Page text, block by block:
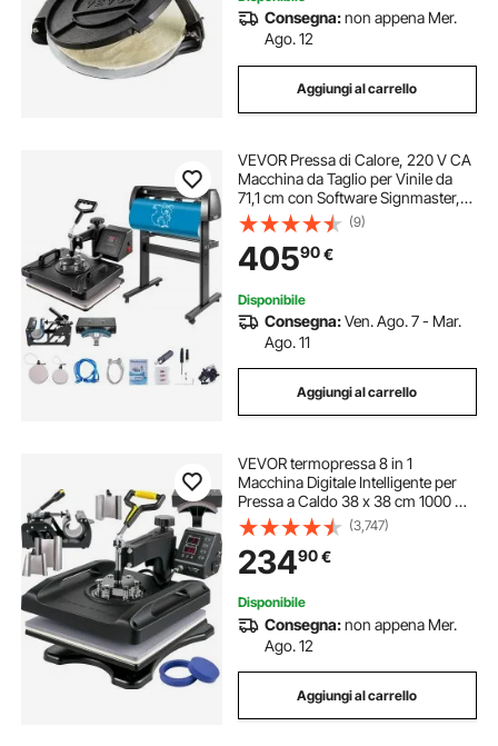
Consegna:non appena Mer.
Ago. 12
Aggiungi al carrello
VEVOR Pressa di Calore, 220 V CA
Macchina da Taglio per Vinile da
71,1 cm con Software Signmaster,
29 x 38 cm Pressa a Caldo 5 in 1
con Controller LED Digitale, Plotter
da Taglio Professionale
(9)
40590€
Disponibile
Consegna:Ven. Ago. 7 - Mar.
Ago. 11
Aggiungi al carrello
VEVOR termopressa 8 in 1
Macchina Digitale Intelligente per
Pressa a Caldo 38 x 38 cm 1000 W
220 V 50 Hz Potenza Stampa Calda
Nera
(3,747)
23490€
Disponibile
Consegna:non appena Mer.
Ago. 12
Aggiungi al carrello